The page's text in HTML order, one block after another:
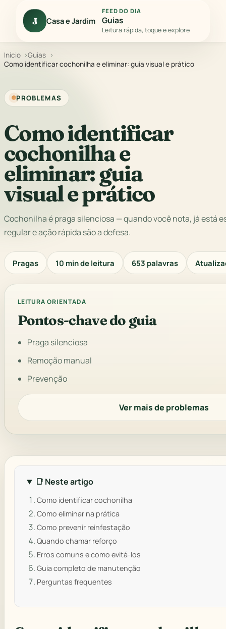
J Casa e Jardim
FEED DO DIA
Guias
Leitura rápida, toque e explore
Início
Guias
Como identificar cochonilha e eliminar: guia visual e prático
PROBLEMAS
Como identificar
cochonilha e
eliminar: guia
visual e prático
Cochonilha é praga silenciosa — quando você nota, já está
regular e ação rápida são a defesa.
Pragas 10 min de leitura 653 palavras
LEITURA ORIENTADA
Pontos-chave do guia
Praga silenciosa
Remoção manual
Prevenção
Ver mais de problemas
📑 Neste artigo
Como identificar cochonilha
Como eliminar na prática
Como prevenir reinfestação
Quando chamar reforço
Erros comuns e como evitá-los
Guia completo de manutenção
Perguntas frequentes